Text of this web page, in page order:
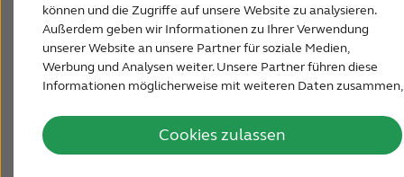
können und die Zugriffe auf unsere Website zu analysieren.
Außerdem geben wir Informationen zu Ihrer Verwendung
unserer Website an unsere Partner für soziale Medien,
Werbung und Analysen weiter. Unsere Partner führen diese
Informationen möglicherweise mit weiteren Daten zusammen,
Nutzung der Dienste gesammelt haben.
Cookies zulassen
Support & Unterstützung
FÜR AKUSTIKER
ÖSTERREICH
In den meisten Fällen entwickelt sich ein
Hörverlust schleichend. Möglicherweise bemerken
Ihre Familienmitglieder und Kollegen früher als
Sie, dass Sie schlechter hören.